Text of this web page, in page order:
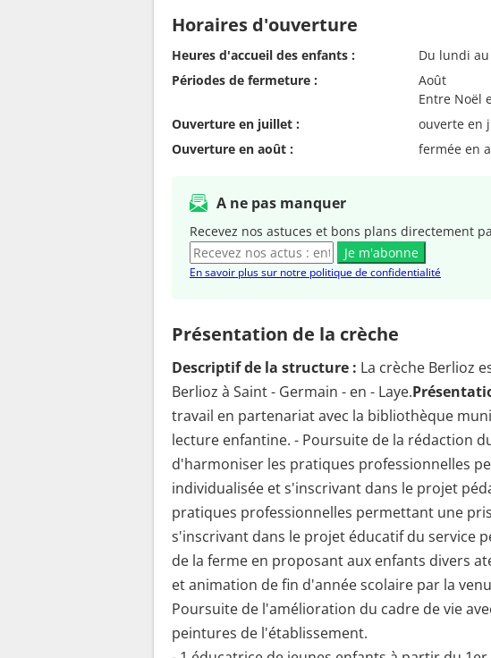
Horaires d'ouverture
Heures d'accueil des enfants :
Du lundi
Périodes de fermeture :
Août
Entre Noël
Ouverture en juillet :
ouverte en
Ouverture en août :
fermée en
A ne pas manquer
Recevez nos astuces et bons plans directement
Je m'abonne
En savoir plus sur notre politique de confidentialité
Présentation de la crèche
Descriptif de la structure : La crèche Berlioz
Berlioz à Saint - Germain - en - Laye.
travail en partenariat avec la bibliothèque
lecture enfantine. - Poursuite de la rédaction
d'harmoniser les pratiques professionnelles
individualisée et s'inscrivant dans le projet
pratiques professionnelles permettant une
s'inscrivant dans le projet éducatif du service
de la ferme en proposant aux enfants divers
et animation de fin d'année scolaire par la
Poursuite de l'amélioration du cadre de vie
peintures de l'établissement.